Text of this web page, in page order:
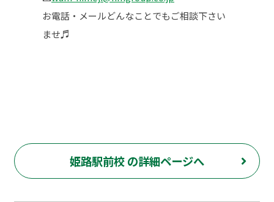
お電話・メールどんなことでもご相談下さい
ませ♬
姫路駅前校 の詳細ページへ